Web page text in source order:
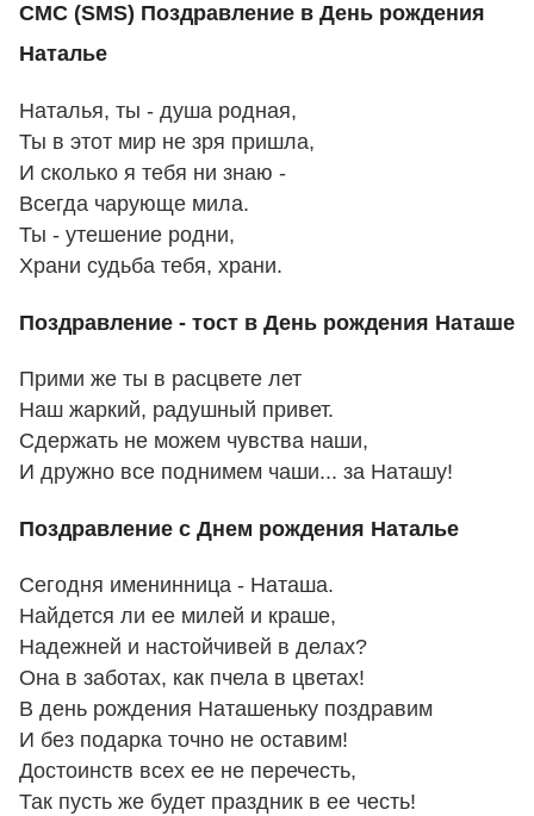
СМС (SMS) Поздравление в День рождения
Наталье
Наталья, ты - душа родная,
Ты в этот мир не зря пришла,
И сколько я тебя ни знаю -
Всегда чарующе мила.
Ты - утешение родни,
Храни судьба тебя, храни.
Поздравление - тост в День рождения Наташе
Прими же ты в расцвете лет
Наш жаркий, радушный привет.
Сдержать не можем чувства наши,
И дружно все поднимем чаши... за Наташу!
Поздравление с Днем рождения Наталье
Сегодня именинница - Наташа.
Найдется ли ее милей и краше,
Надежней и настойчивей в делах?
Она в заботах, как пчела в цветах!
В день рождения Наташеньку поздравим
И без подарка точно не оставим!
Достоинств всех ее не перечесть,
Так пусть же будет праздник в ее честь!